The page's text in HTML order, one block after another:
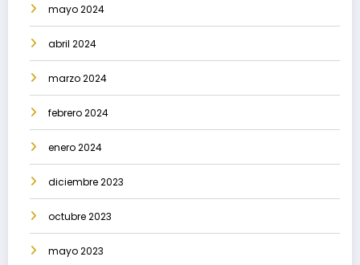
mayo 2024
abril 2024
marzo 2024
febrero 2024
enero 2024
diciembre 2023
octubre 2023
mayo 2023